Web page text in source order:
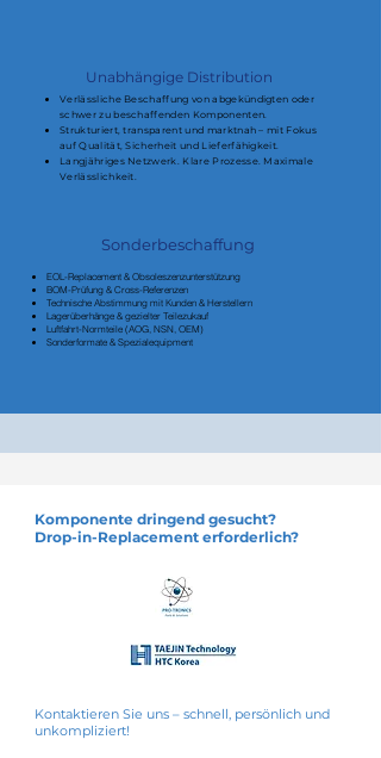
Unabhängige Distribution
Verlässliche Beschaffung von abgekündigten oder
schwer zu beschaffenden Komponenten.
Strukturiert, transparent und marktnah – mit Fokus
auf Qualität, Sicherheit und Lieferfähigkeit.
Langjähriges Netzwerk. Klare Prozesse. Maximale
Verlässlichkeit.
Sonderbeschaffung
EOL-Replacement & Obsoleszenzunterstützung
BOM-Prüfung & Cross-Referenzen
Technische Abstimmung mit Kunden & Herstellern
Lagerüberhänge & gezielter Teilezukauf
Luftfahrt-Normteile (AOG, NSN, OEM)
Sonderformate & Spezialequipment
Komponente dringend gesucht?
Drop-in-Replacement erforderlich?
Kontaktieren Sie uns – schnell, persönlich und
unkompliziert!